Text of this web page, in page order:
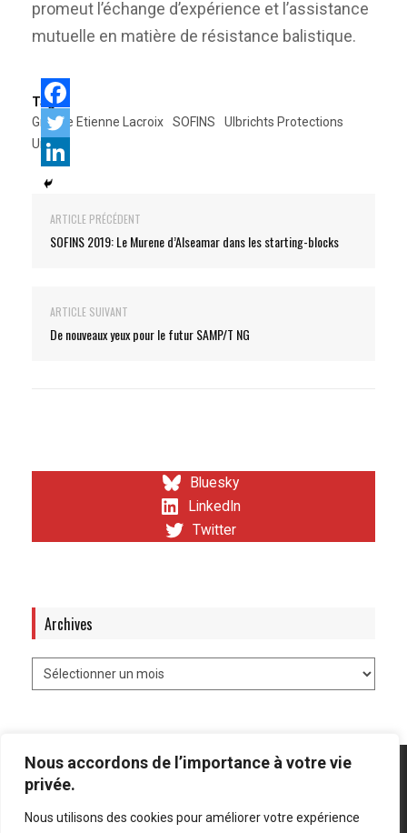
Nous accordons de l’importance à votre vie
privée.
Nous utilisons des cookies pour améliorer votre expérience
promeut l’échange d’expérience et l’assistance
mutuelle en matière de résistance balistique.
Tags:
Groupe Etienne Lacroix
SOFINS
Ulbrichts Protections
Unitive
ARTICLE PRÉCÉDENT
SOFINS 2019: Le Murene d’Alseamar dans les starting-blocks
ARTICLE SUIVANT
De nouveaux yeux pour le futur SAMP/T NG
Bluesky
LinkedIn
Twitter
Archives